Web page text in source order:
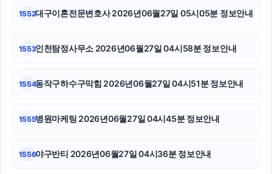
소액결제현금화
대구이혼전문변호사
1552대구이혼전문변호사 2026년06월27일 05시05분 정보안내
1553인천탐정사무소 2026년06월27일 04시58분 정보안내
1554동작구하수구막힘 2026년06월27일 04시51분 정보안내
1555병원마케팅 2026년06월27일 04시45분 정보안내
1556야구반티 2026년06월27일 04시36분 정보안내